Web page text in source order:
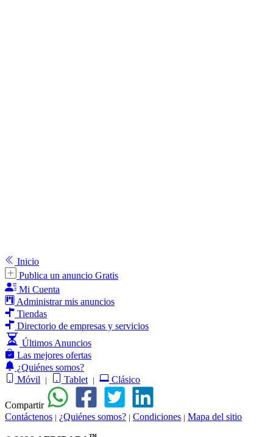
Inicio
Publica un anuncio Gratis
Mi Cuenta
Administrar mis anuncios
Tiendas
Directorio de empresas y servicios
Últimos Anuncios
Las mejores ofertas
¿Quiénes somos?
Móvil
| Tablet | Clásico
Compartir
Contáctenos | ¿Quiénes somos? | Condiciones | Mapa del sitio